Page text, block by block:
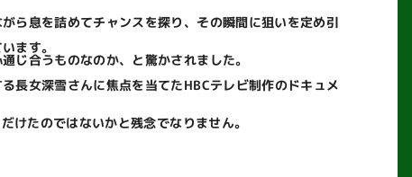
ら息を詰めてチャンスを探り、その瞬間に狙いを定め引
ます。
じ合うものなのか、と驚かされました。
長女深雪さんに焦点を当てたHBCテレビ制作のドキュメ
たのではないかと残念でなりません。